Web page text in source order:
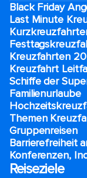
Black Friday
Last Minute
Kreuzfahrten
Kreuzfahrt
Schiffe der
Familienurlaube​
Themen
Gruppenreisen
Barrierefreiheit
Konferenzen,
Reiseziele